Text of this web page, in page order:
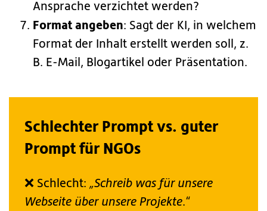
Ansprache verzichtet werden?
Format angeben: Sagt der KI, in welchem
Format der Inhalt erstellt werden soll, z.
B. E-Mail, Blogartikel oder Präsentation.
Schlechter Prompt vs. guter
Prompt für NGOs
❌ Schlecht: „Schreib was für unsere
Webseite über unsere Projekte.“